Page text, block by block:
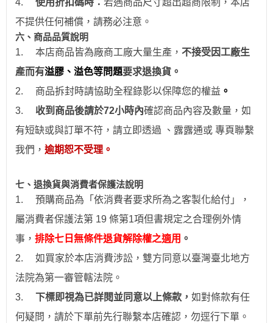
4.
使用折扣碼時： 若遇商品尺寸超出超商限制，本店
不提供任何補償，請務必注意。
六、商品品質說明
1.
本店商品皆為廠商工廠大量生產， 不接受因工廠生
產而有溢膠、溢色等問題要求退換貨。
2.
商品拆封時請協助全程錄影以保障您的權益 。
3.
收到商品後請於72小時內確認商品內容及數量，如
有短缺或與訂單不符，請立即透過
、露露通或 專頁聯繫
我們， 逾期恕不受理。
七、退換貨與消費者保護法說明
1.
預購商品為「依消費者要求所為之客製化給付」，
屬消費者保護法第 19 條第1項但書規定之合理例外情
事， 排除七日無條件退貨解除權之適用 。
2.
如買家於本店消費涉訟，雙方同意以臺灣臺北地方
法院為第一審管轄法院。
3.
下標即視為已詳閱並同意以上條款， 如對條款有任
何疑問，請於下單前先行聯繫本店確認，勿逕行下單。